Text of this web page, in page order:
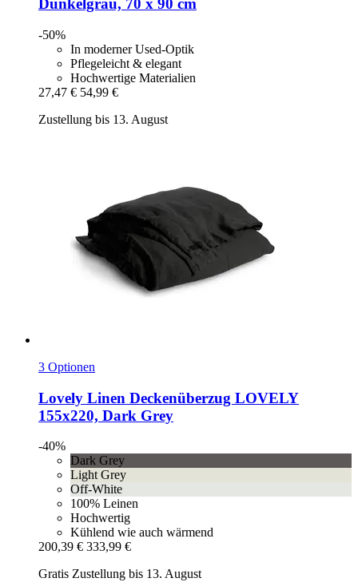
Dunkelgrau, 70 x 90 cm
-50%
In moderner Used-Optik
Pflegeleicht & elegant
Hochwertige Materialien
27,47 € 54,99 €
Zustellung bis 13. August
3 Optionen
Lovely Linen Deckenüberzug LOVELY
155x220, Dark Grey
-40%
Dark Grey
Light Grey
Off-White
100% Leinen
Hochwertig
Kühlend wie auch wärmend
200,39 € 333,99 €
Gratis Zustellung bis 13. August